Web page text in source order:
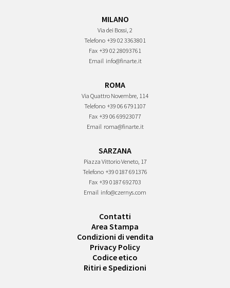
MILANO
Via dei Bossi, 2
Telefono +39 02 3363801
Fax +39 02 28093761
Email info@finarte.it
ROMA
Via Quattro Novembre, 114
Telefono +39 06 6791107
Fax +39 06 69923077
Email roma@finarte.it
SARZANA
Piazza Vittorio Veneto, 17
Telefono +39 0187 691376
Fax +39 0187 692703
Email info@czernys.com
Contatti
Area Stampa
Condizioni di vendita
Privacy Policy
Codice etico
Ritiri e Spedizioni